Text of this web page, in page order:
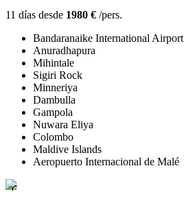
11 días desde 1980 € /pers.
Bandaranaike International Airport
Anuradhapura
Mihintale
Sigiri Rock
Minneriya
Dambulla
Gampola
Nuwara Eliya
Colombo
Maldive Islands
Aeropuerto Internacional de Malé